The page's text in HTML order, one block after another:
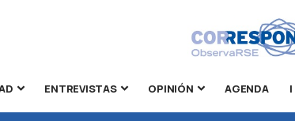
ENTREVISTAS OPINIÓN AGENDA |